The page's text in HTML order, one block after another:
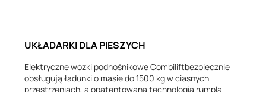
UKŁADARKI DLA PIESZYCH
Elektryczne wózki podnośnikowe Combiliftbezpiecznie
obsługują ładunki o masie do 1500 kg w ciasnych
przestrzeniach, a opatentowana technologia rumpla